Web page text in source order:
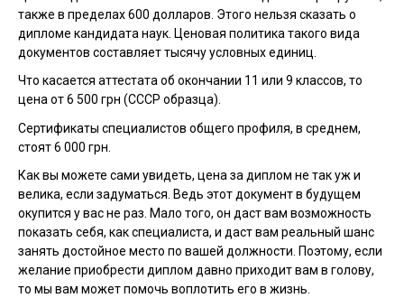
также в пределах 600 долларов. Этого нельзя сказать о
дипломе кандидата наук. Ценовая политика такого вида
документов составляет тысячу условных единиц.
Что касается аттестата об окончании 11 или 9 классов, то
цена от 6 500 грн (СССР образца).
Сертификаты специалистов общего профиля, в среднем,
стоят 6 000 грн.
Как вы можете сами увидеть, цена за диплом не так уж и
велика, если задуматься. Ведь этот документ в будущем
окупится у вас не раз. Мало того, он даст вам возможность
показать себя, как специалиста, и даст вам реальный шанс
занять достойное место по вашей должности. Поэтому, если
желание приобрести диплом давно приходит вам в голову,
то мы вам может помочь воплотить его в жизнь.